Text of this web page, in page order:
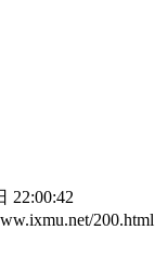
22:00:42
200.html